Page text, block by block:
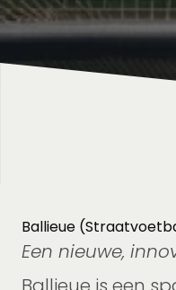
Ballieue
Een nieuwe,